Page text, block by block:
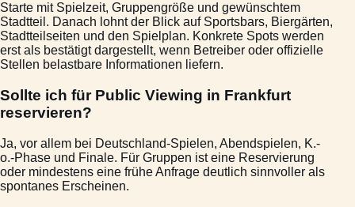
Starte mit Spielzeit, Gruppengröße und gewünschtem
Stadtteil. Danach lohnt der Blick auf Sportsbars, Biergärten,
Stadtteilseiten und den Spielplan. Konkrete Spots werden
erst als bestätigt dargestellt, wenn Betreiber oder offizielle
Stellen belastbare Informationen liefern.
Sollte ich für Public Viewing in Frankfurt
reservieren?
Ja, vor allem bei Deutschland-Spielen, Abendspielen, K.-
o.-Phase und Finale. Für Gruppen ist eine Reservierung
oder mindestens eine frühe Anfrage deutlich sinnvoller als
spontanes Erscheinen.